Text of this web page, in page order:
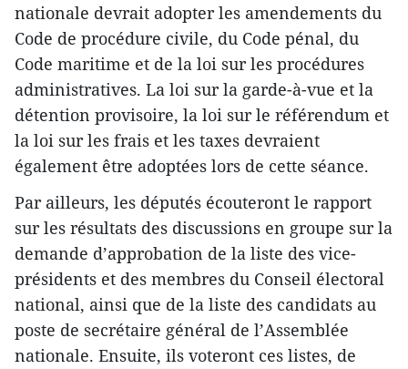
nationale devrait adopter les amendements du
Code de procédure civile, du Code pénal, du
Code maritime et de la loi sur les procédures
administratives. La loi sur la garde-à-vue et la
détention provisoire, la loi sur le référendum et
la loi sur les frais et les taxes devraient
également être adoptées lors de cette séance.
Par ailleurs, les députés écouteront le rapport
sur les résultats des discussions en groupe sur la
demande d’approbation de la liste des vice-
présidents et des membres du Conseil électoral
national, ainsi que de la liste des candidats au
poste de secrétaire général de l’Assemblée
nationale. Ensuite, ils voteront ces listes, de